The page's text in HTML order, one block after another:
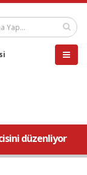
düzenliyor